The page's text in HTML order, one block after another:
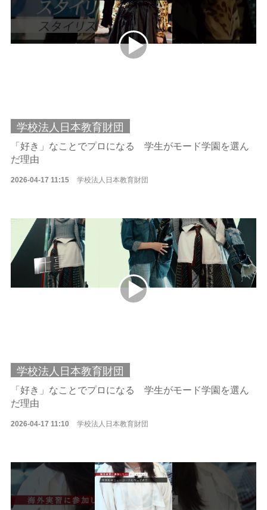
学校法人日本教育財団
「好き」なことでプロになる 学生がモード学園を選ん
だ理由
2026-04-17 11:15 学校法人日本教育財団
学校法人日本教育財団
「好き」なことでプロになる 学生がモード学園を選ん
だ理由
2026-04-17 11:10 学校法人日本教育財団